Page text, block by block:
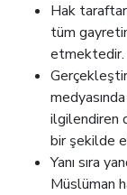
Hak
tüm
etmektedir.
ilgilendiren
bir şekilde
Yanı sıra
Müslüman